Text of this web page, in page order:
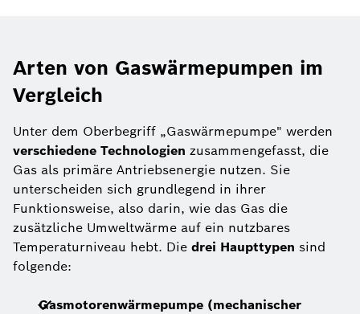
Arten von Gaswärmepumpen im
Vergleich
Unter dem Oberbegriff „Gaswärmepumpe" werden
verschiedene Technologien zusammengefasst, die
Gas als primäre Antriebsenergie nutzen. Sie
unterscheiden sich grundlegend in ihrer
Funktionsweise, also darin, wie das Gas die
zusätzliche Umweltwärme auf ein nutzbares
Temperaturniveau hebt. Die drei Haupttypen sind
folgende:
Gasmotorenwärmepumpe (mechanischer